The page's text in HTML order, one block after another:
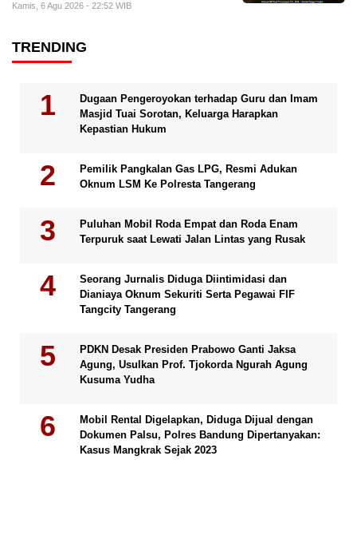
Kamis, 6 Agu 2026 - 22:52 WIB
TRENDING
Dugaan Pengeroyokan terhadap Guru dan Imam
Masjid Tuai Sorotan, Keluarga Harapkan
Kepastian Hukum
Pemilik Pangkalan Gas LPG, Resmi Adukan
Oknum LSM Ke Polresta Tangerang
Puluhan Mobil Roda Empat dan Roda Enam
Terpuruk saat Lewati Jalan Lintas yang Rusak
Seorang Jurnalis Diduga Diintimidasi dan
Dianiaya Oknum Sekuriti Serta Pegawai FIF
Tangcity Tangerang
PDKN Desak Presiden Prabowo Ganti Jaksa
Agung, Usulkan Prof. Tjokorda Ngurah Agung
Kusuma Yudha
Mobil Rental Digelapkan, Diduga Dijual dengan
Dokumen Palsu, Polres Bandung Dipertanyakan:
Kasus Mangkrak Sejak 2023